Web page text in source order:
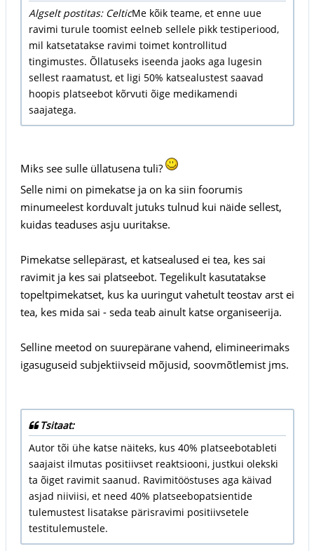
Algselt postitas: CelticMe kõik teame, et enne uue
ravimi turule toomist eelneb sellele pikk testiperiood,
mil katsetatakse ravimi toimet kontrollitud
tingimustes. Õllatuseks iseenda jaoks aga lugesin
sellest raamatust, et ligi 50% katsealustest saavad
hoopis platseebot kõrvuti õige medikamendi
saajatega.
Miks see sulle üllatusena tuli?
Selle nimi on pimekatse ja on ka siin foorumis
minumeelest korduvalt jutuks tulnud kui näide sellest,
kuidas teaduses asju uuritakse.
Pimekatse sellepärast, et katsealused ei tea, kes sai
ravimit ja kes sai platseebot. Tegelikult kasutatakse
topeltpimekatset, kus ka uuringut vahetult teostav arst ei
tea, kes mida sai - seda teab ainult katse organiseerija.
Selline meetod on suurepärane vahend, elimineerimaks
igasuguseid subjektiivseid mõjusid, soovmõtlemist jms.
Tsitaat:
Autor tõi ühe katse näiteks, kus 40% platseebotableti
saajaist ilmutas positiivset reaktsiooni, justkui olekski
ta õiget ravimit saanud. Ravimitööstuses aga käivad
asjad niiviisi, et need 40% platseebopatsientide
tulemustest lisatakse pärisravimi positiivsetele
testitulemustele.